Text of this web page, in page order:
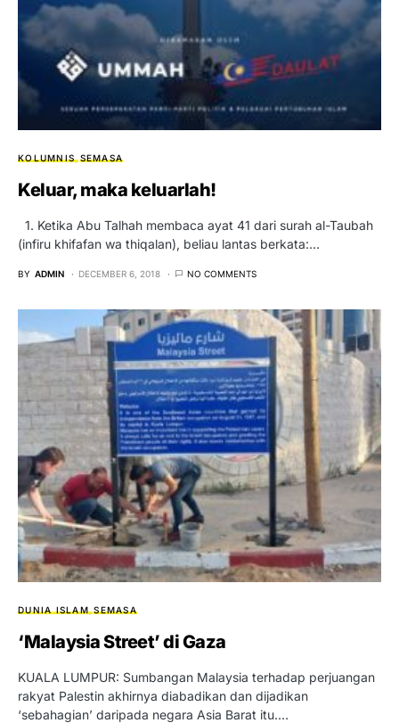
KOLUMNIS SEMASA
Keluar, maka keluarlah!
1. Ketika Abu Talhah membaca ayat 41 dari surah al-Taubah
(infiru khifafan wa thiqalan), beliau lantas berkata:…
BY ADMIN DECEMBER 6, 2018 NO COMMENTS
DUNIA ISLAM SEMASA
‘Malaysia Street’ di Gaza
KUALA LUMPUR: Sumbangan Malaysia terhadap perjuangan
rakyat Palestin akhirnya diabadikan dan dijadikan
‘sebahagian’ daripada negara Asia Barat itu.…